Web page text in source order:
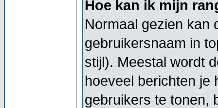
Hoe kan ik mijn
Normaal gezien kan
gebruikersnaam in
stijl). Meestal wordt
hoeveel berichten je
gebruikers te tonen,